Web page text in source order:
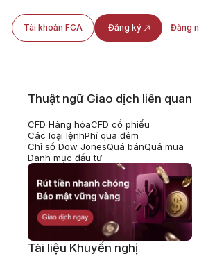
Tài khoản FCA Đăng ký Đăng
Thuật ngữ Giao dịch liên quan
CFD Hàng hóaCFD cổ phiếu
Các loại lệnhPhí qua đêm
Chỉ số Dow JonesQuá bánQuá mua
Danh mục đầu tư
Tài liệu Khuyến nghị